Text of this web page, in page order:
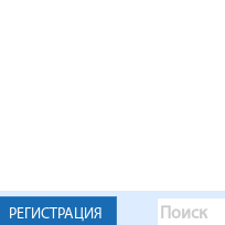
РЕГИСТРАЦИЯ